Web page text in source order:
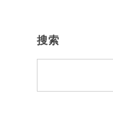
搜索